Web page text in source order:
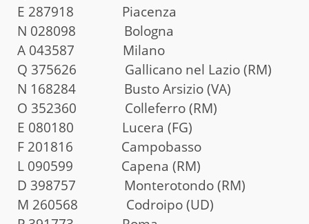
E 287918 Piacenza
N 028098 Bologna
A 043587 Milano
Q 375626 Gallicano nel Lazio (RM)
N 168284 Busto Arsizio (VA)
O 352360 Colleferro (RM)
E 080180 Lucera (FG)
F 201816 Campobasso
L 090599 Capena (RM)
D 398757 Monterotondo (RM)
M 260568 Codroipo (UD)